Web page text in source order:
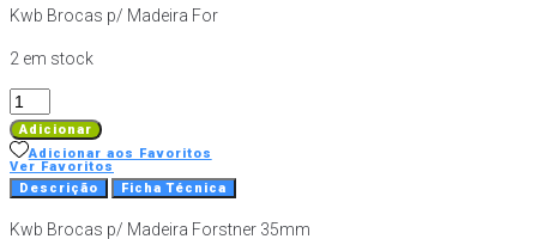
Kwb Brocas p/ Madeira For
2 em stock
Quantidade
de
Broca
Dobradicas
35mm
Adicionar
Adicionar aos Favoritos
Ver Favoritos
Descrição
Ficha Técnica
Kwb Brocas p/ Madeira Forstner 35mm